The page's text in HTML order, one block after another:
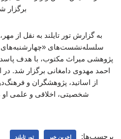
به گزارش تور تایلند به نقل از
سلسله‌نشست‌های «چهارشنبه‌های
پژوهشی میراث مکتوب، با هدف
احمد مهدوی دامغانی برگزار شد.
از اساتید، پژوهشگران و
شخصیتی، اخلاقی و علمی او
برچسب‌ها: اخرین خبر تور تایلند